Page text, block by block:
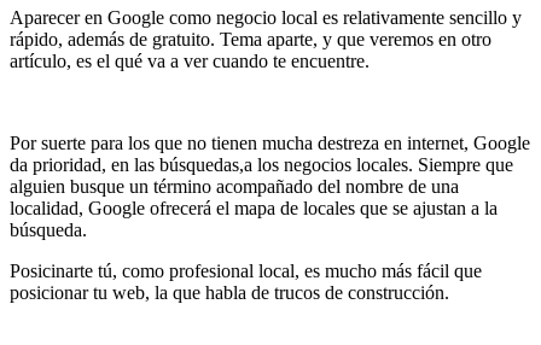
Aparecer en Google como negocio local es relativamente sencillo y
rápido, además de gratuito. Tema aparte, y que veremos en otro
artículo, es el qué va a ver cuando te encuentre.
Por suerte para los que no tienen mucha destreza en internet, Google
da prioridad, en las búsquedas,a los negocios locales. Siempre que
alguien busque un término acompañado del nombre de una
localidad, Google ofrecerá el mapa de locales que se ajustan a la
búsqueda.
Posicinarte tú, como profesional local, es mucho más fácil que
posicionar tu web, la que habla de trucos de construcción.